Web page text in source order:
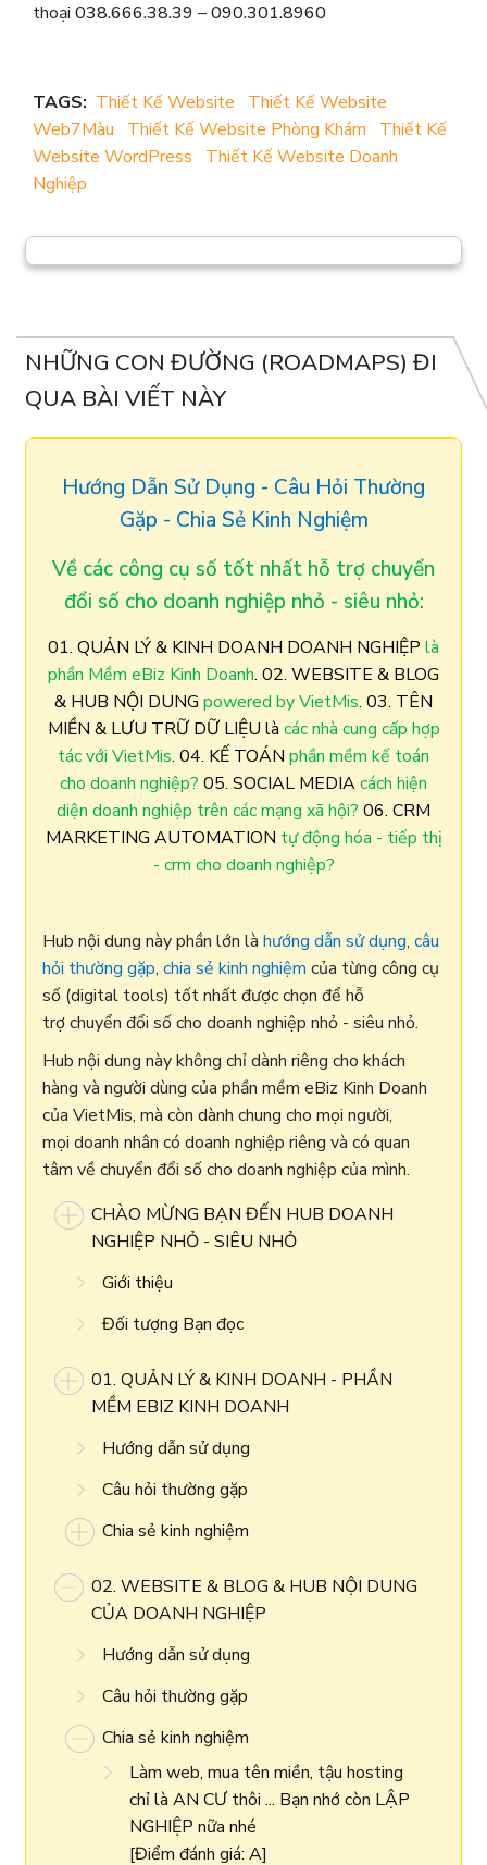
thoại038.666.38.39 –090.301.8960
TAGS: Thiết Kế Website
Thiết Kế Website
Web7Màu
Thiết Kế Website Phòng Khám
Thiết Kế
Website WordPress
Thiết Kế Website Doanh
Nghiệp
NHỮNG CON ĐƯỜNG (ROADMAPS) ĐI
QUA BÀI VIẾT NÀY
Hướng Dẫn Sử Dụng - Câu Hỏi Thường
Gặp - Chia Sẻ Kinh Nghiệm
Về các công cụ số tốt nhất hỗ trợ chuyển
đổi số cho doanh nghiệp nhỏ - siêu nhỏ:
01. QUẢN LÝ & KINH DOANH DOANH NGHIỆP là
phần Mềm eBiz Kinh Doanh. 02. WEBSITE & BLOG
& HUB NỘI DUNG powered by VietMis. 03. TÊN
MIỀN & LƯU TRỮ DỮ LIỆU là các nhà cung cấp hợp
tác với VietMis. 04. KẾ TOÁN phần mềm kế toán
cho doanh nghiệp? 05. SOCIAL MEDIAcách hiện
diện doanh nghiệp trên các mạng xã hội? 06. CRM
MARKETING AUTOMATION tự động hóa - tiếp thị
- crm cho doanh nghiệp?
Hub nội dung này phần lớn làhướng dẫn sử dụng,câu
hỏi thường gặp,chia sẻ kinh nghiệm của từng công cụ
số (digital tools) tốt nhất được chọn để hỗ
trợ chuyển đổi số cho doanh nghiệp nhỏ - siêu nhỏ.
Hub nội dung này không chỉ dành riêng cho khách
hàng và người dùng của phần mềm eBiz Kinh Doanh
của VietMis, mà còn dành chung cho mọi người,
mọi doanh nhân có doanh nghiệp riêng và có quan
tâm về chuyển đổi số cho doanh nghiệp của mình.
CHÀO MỪNG BẠN ĐẾN HUB DOANH
NGHIỆP NHỎ - SIÊU NHỎ
Giới thiệu
Đối tượng Bạn đọc
01. QUẢN LÝ & KINH DOANH - PHẦN
MỀM EBIZ KINH DOANH
Hướng dẫn sử dụng
Câu hỏi thường gặp
Chia sẻ kinh nghiệm
02. WEBSITE & BLOG & HUB NỘI DUNG
CỦA DOANH NGHIỆP
Hướng dẫn sử dụng
Câu hỏi thường gặp
Chia sẻ kinh nghiệm
Làm web, mua tên miền, tậu hosting
chỉ là AN CƯ thôi ... Bạn nhớ còn LẬP
NGHIỆP nữa nhé
[Điểm đánh giá: A]